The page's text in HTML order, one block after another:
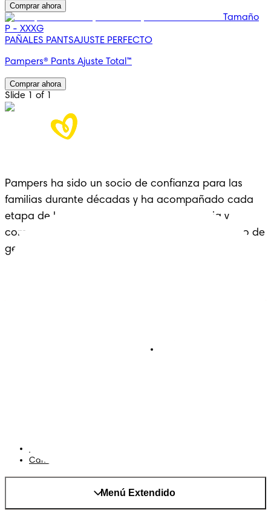
Comprar ahora
Tamaño
P - XXXG
PAÑALES PANTSAJUSTE PERFECTO
Pampers® Pants Ajuste Total™
Comprar ahora
Slide 1 of 1
Pampers ha sido un socio de confianza para las
familias durante décadas y ha acompañado cada
etapa de la crianza con cariño, experiencia y
comodidad: un legado que se extiende a lo largo de
generaciones.
Cambiar el país/region
Menú Extendido